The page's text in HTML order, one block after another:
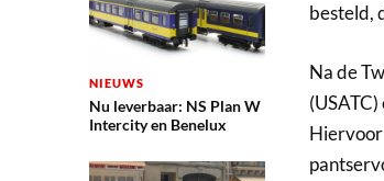
NIEUWS
Nu leverbaar: NS Plan W
Intercity en Benelux
besteld,
Na de
Hiervoor